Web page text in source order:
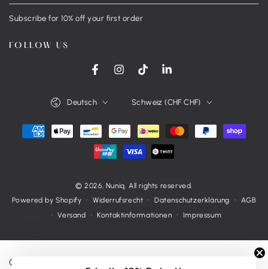
Mail
eingeben
Subscribe for 10% off your first order
FOLLOW US
FacebookInstagramTikTokLinkedIn
© 2026, Nuniq. All rights reserved.
Powered by Shopify
Widerrufsrecht Datenschutzerklärung
AGB
Versand
Kontaktinformationen Impressum
Deutsch Schweiz (CHF CHF)
Zahlungsmöglichkeiten
Customers rate us 4.9/5 based on 163 reviews.